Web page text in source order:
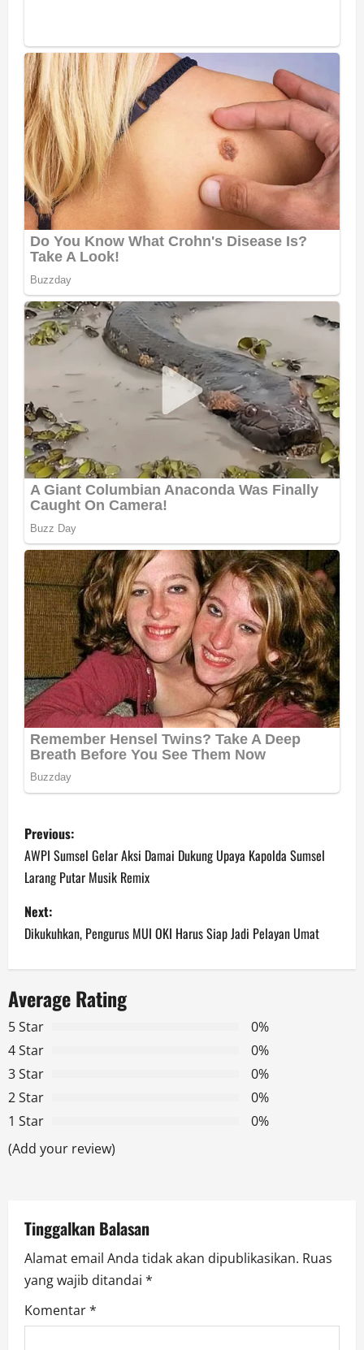
P
o
s
t
n
a
v
i
g
a
o
n
Previous:
AWPI Sumsel Gelar Aksi Damai Dukung Upaya Kapolda Sumsel
Larang Putar Musik Remix
Next:
Dikukuhkan, Pengurus MUI OKI Harus Siap Jadi Pelayan Umat
Average Rating
5 Star
0%
4 Star
0%
3 Star
0%
2 Star
0%
1 Star
0%
(Add your review)
Tinggalkan Balasan
Alamat email Anda tidak akan dipublikasikan. Ruas
yang wajib ditandai *
Komentar*